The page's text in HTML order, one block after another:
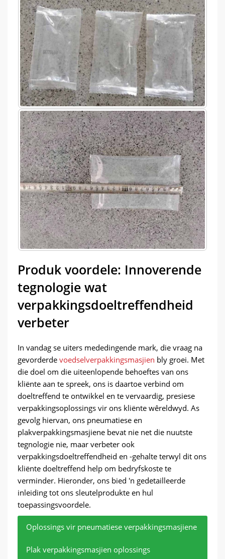
Produk voordele: Innoverende
tegnologie wat
verpakkingsdoeltreffendheid
verbeter
In vandag se uiters mededingende mark, die vraag na
gevorderde voedselverpakkingsmasjien bly groei. Met
die doel om die uiteenlopende behoeftes van ons
kliënte aan te spreek, ons is daartoe verbind om
doeltreffend te ontwikkel en te vervaardig, presiese
verpakkingsoplossings vir ons kliënte wêreldwyd. As
gevolg hiervan, ons pneumatiese en
plakverpakkingsmasjiene bevat nie net die nuutste
tegnologie nie, maar verbeter ook
verpakkingsdoeltreffendheid en -gehalte terwyl dit ons
kliënte doeltreffend help om bedryfskoste te
verminder. Hieronder, ons bied 'n gedetailleerde
inleiding tot ons sleutelprodukte en hul
toepassingsvoordele.
Oplossings vir pneumatiese verpakkingsmasjiene
Plak verpakkingsmasjien oplossings